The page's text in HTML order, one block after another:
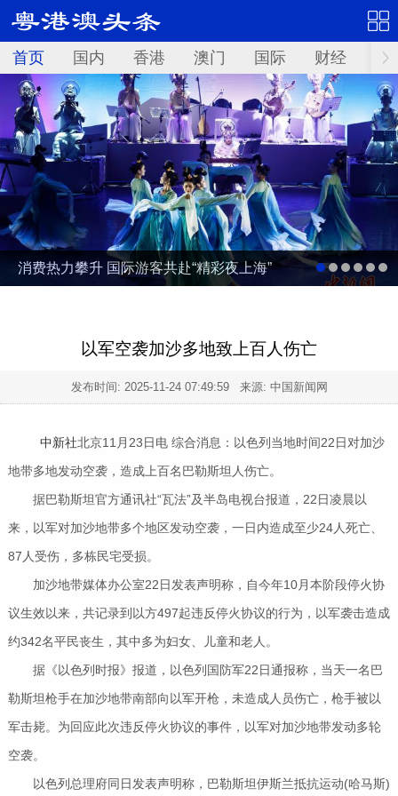
首页 国内 香港 澳门 国际 财经 资
消费热力攀升 国际游客共赴“精彩夜上海”
以军空袭加沙多地致上百人伤亡
发布时间: 2025-11-24 07:49:59来源: 中国新闻网
中新社北京11月23日电 综合消息：以色列当地时间22日对加沙
地带多地发动空袭，造成上百名巴勒斯坦人伤亡。
据巴勒斯坦官方通讯社“瓦法”及半岛电视台报道，22日凌晨以
来，以军对加沙地带多个地区发动空袭，一日内造成至少24人死亡、
87人受伤，多栋民宅受损。
加沙地带媒体办公室22日发表声明称，自今年10月本阶段停火协
议生效以来，共记录到以方497起违反停火协议的行为，以军袭击造成
约342名平民丧生，其中多为妇女、儿童和老人。
据《以色列时报》报道，以色列国防军22日通报称，当天一名巴
勒斯坦枪手在加沙地带南部向以军开枪，未造成人员伤亡，枪手被以
军击毙。为回应此次违反停火协议的事件，以军对加沙地带发动多轮
空袭。
以色列总理府同日发表声明称，巴勒斯坦伊斯兰抵抗运动(哈马斯)